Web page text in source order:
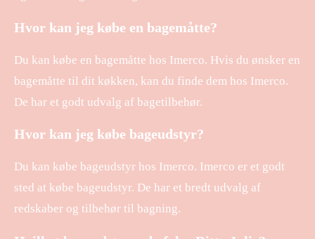
Hvor kan jeg købe en bagemåtte?
Du kan købe en bagemåtte hos Imerco. Hvis du ønsker en
bagemåtte til dit køkken, kan du finde dem hos Imerco.
De har et godt udvalg af bagetilbehør.
Hvor kan jeg købe bageudstyr?
Du kan købe bageudstyr hos Imerco. Imerco er et godt
sted at købe bageudstyr. De har et bredt udvalg af
redskaber og tilbehør til bagning.